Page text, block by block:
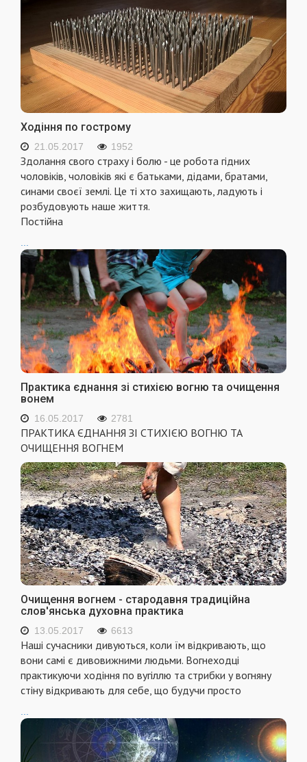
Ходіння по гострому
21.05.2017 1952
Здолання свого страху і болю - це робота гідних
чоловіків, чоловіків які є батьками, дідами, братами,
синами своєї землі. Це ті хто захищають, ладують і
розбудовують наше життя.
Постійна
...
Практика єднання зі стихією вогню та очищення
вонем
16.05.2017 2781
ПРАКТИКА ЄДНАННЯ ЗІ СТИХІЄЮ ВОГНЮ ТА
ОЧИЩЕННЯ ВОГНЕМ
Очищення вогнем - стародавня традиційна
слов'янська духовна практика
13.05.2017 6613
Наші сучасники дивуються, коли їм відкривають, що
вони самі є дивовижними людьми. Вогнеходці
практикуючи ходіння по вугіллю та стрибки у вогняну
стіну відкривають для себе, що будучи просто